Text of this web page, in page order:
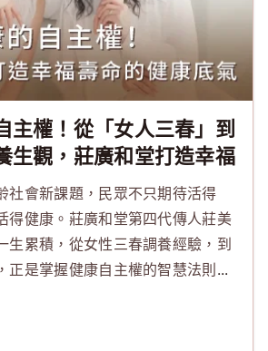
主權！從「女人三春」到
生觀，莊廣和堂打造幸福
氣
社會新課題，民眾不只期待活得
得健康。莊廣和堂第四代傳人莊美
生累積，從女性三春調養經驗，到
正是掌握健康自主權的智慧法則 ...